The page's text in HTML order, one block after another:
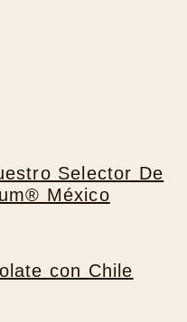
Selector De
México
con Chile